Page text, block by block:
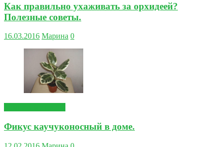
Как правильно ухаживать за орхидеей?
Полезные советы.
16.03.2016 Марина 0
Фикус каучуконосный в доме.